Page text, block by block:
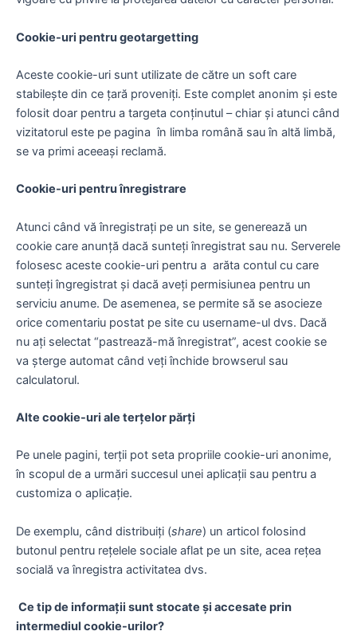
Cookie-uri pentru geotargetting
Aceste cookie-uri sunt utilizate de către un soft care
stabilește din ce țară proveniți. Este complet anonim și este
folosit doar pentru a targeta conținutul – chiar și atunci când
vizitatorul este pe pagina în limba română sau în altă limbă,
se va primi aceeași reclamă.
Cookie-uri pentru înregistrare
Atunci când vă înregistrați pe un site, se generează un
cookie care anunță dacă sunteți înregistrat sau nu. Serverele
folosesc aceste cookie-uri pentru a arăta contul cu care
sunteți îngregistrat și dacă aveți permisiunea pentru un
serviciu anume. De asemenea, se permite să se asocieze
orice comentariu postat pe site cu username-ul dvs. Dacă
nu ați selectat “pastrează-mă înregistrat”, acest cookie se
va șterge automat când veți închide browserul sau
calculatorul.
Alte cookie-uri ale terțelor părți
Pe unele pagini, terții pot seta propriile cookie-uri anonime,
în scopul de a urmări succesul unei aplicații sau pentru a
customiza o aplicație.
De exemplu, când distribuiți (share) un articol folosind
butonul pentru rețelele sociale aflat pe un site, acea rețea
socială va înregistra activitatea dvs.
Ce tip de informații sunt stocate și accesate prin
intermediul cookie-urilor?